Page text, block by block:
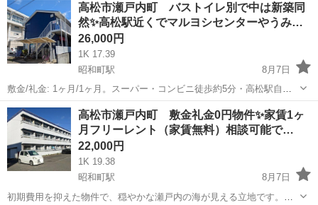
高松市瀬戸内町 バストイレ別で中は新築同
然✨高松駅近くでマルヨシセンターやうみ…
26,000円
1K 17.39
昭和町駅
8月7日
敷金/礼金: 1ヶ月/1ヶ月。スーパー・コンビニ徒歩約5分・高松駅自転
車約10分。香川大学自転車約5分。 ※住所のピンは正確では無い可能
性ございますので、現地確認や内見ご希望の際はご連絡下さい。 ※お
部屋のクリーニ...
香川 高松市 昭和町駅 アパート 仲介手数料
高松市瀬戸内町 敷金礼金0円物件✨家賃1ヶ
月フリーレント（家賃無料）相談可能で…
22,000円
1K 19.38
昭和町駅
8月7日
初期費用を抑えた物件で、穏やかな瀬戸内の海が見える立地です。イ